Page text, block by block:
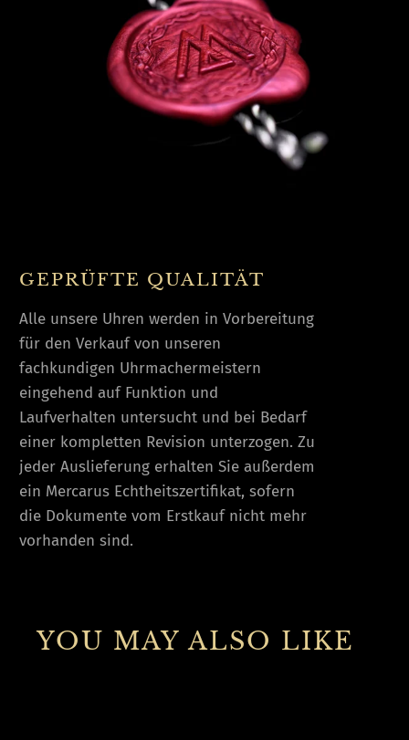
GEPRÜFTE QUALITÄT
Alle unsere Uhren werden in Vorbereitung
für den Verkauf von unseren
fachkundigen Uhrmachermeistern
eingehend auf Funktion und
Laufverhalten untersucht und bei Bedarf
einer kompletten Revision unterzogen. Zu
jeder Auslieferung erhalten Sie außerdem
ein Mercarus Echtheitszertifikat, sofern
die Dokumente vom Erstkauf nicht mehr
vorhanden sind.
YOU MAY ALSO LIKE